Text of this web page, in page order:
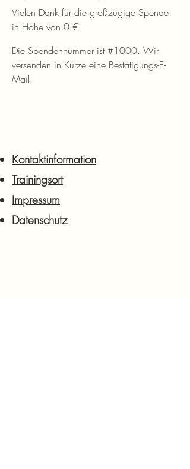
Vielen Dank für die großzügige Spende
in Höhe von 0 €.
Die Spendennummer ist #1000. Wir
versenden in Kürze eine Bestätigungs-E-
Mail.
Kontaktinformation
Trainingsort
Impressum
Datenschutz